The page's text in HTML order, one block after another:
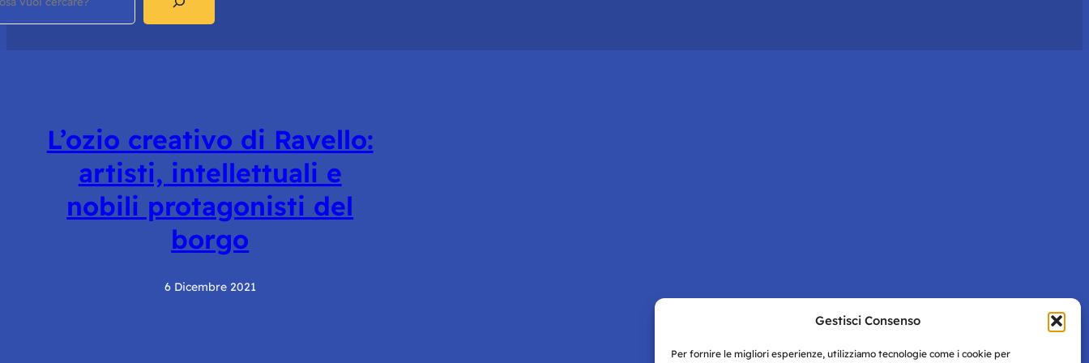
Gestisci Consenso
Per fornire le migliori esperienze, utilizziamo tecnologie come i cookie per
L’ozio creativo di Ravello:
artisti, intellettuali e
nobili protagonisti del
borgo
6 Dicembre 2021